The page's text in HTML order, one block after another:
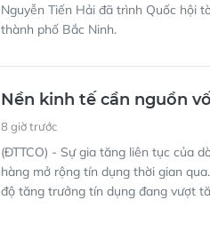
Nguyễn Tiến Hải đã trình Quốc hội
thành phố Bắc Ninh.
Nền kinh tế cần nguồn
8 giờ trước
(ĐTTCO) - Sự gia tăng liên tục của
hàng mở rộng tín dụng thời gian
độ tăng trưởng tín dụng đang vượt